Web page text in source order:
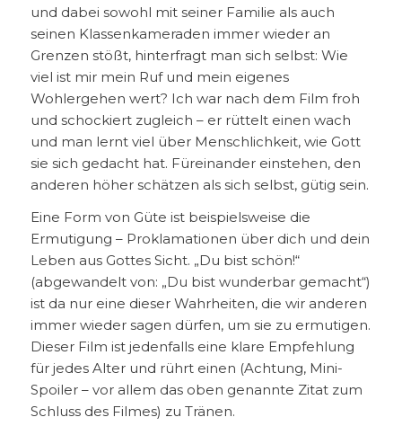
und dabei sowohl mit seiner Familie als auch
seinen Klassenkameraden immer wieder an
Grenzen stößt, hinterfragt man sich selbst: Wie
viel ist mir mein Ruf und mein eigenes
Wohlergehen wert? Ich war nach dem Film froh
und schockiert zugleich – er rüttelt einen wach
und man lernt viel über Menschlichkeit, wie Gott
sie sich gedacht hat. Füreinander einstehen, den
anderen höher schätzen als sich selbst, gütig sein.
Eine Form von Güte ist beispielsweise die
Ermutigung – Proklamationen über dich und dein
Leben aus Gottes Sicht. „Du bist schön!“
(abgewandelt von: „Du bist wunderbar gemacht“)
ist da nur eine dieser Wahrheiten, die wir anderen
immer wieder sagen dürfen, um sie zu ermutigen.
Dieser Film ist jedenfalls eine klare Empfehlung
für jedes Alter und rührt einen (Achtung, Mini-
Spoiler – vor allem das oben genannte Zitat zum
Schluss des Filmes) zu Tränen.